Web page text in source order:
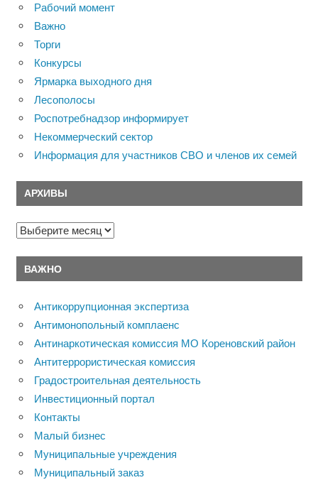
Рабочий момент
Важно
Торги
Конкурсы
Ярмарка выходного дня
Лесополосы
Роспотребнадзор информирует
Некоммерческий сектор
Информация для участников СВО и членов их семей
АРХИВЫ
Архивы
ВАЖНО
Антикоррупционная экспертиза
Антимонопольный комплаенс
Антинаркотическая комиссия МО Кореновский район
Антитеррористическая комиссия
Градостроительная деятельность
Инвестиционный портал
Контакты
Малый бизнес
Муниципальные учреждения
Муниципальный заказ